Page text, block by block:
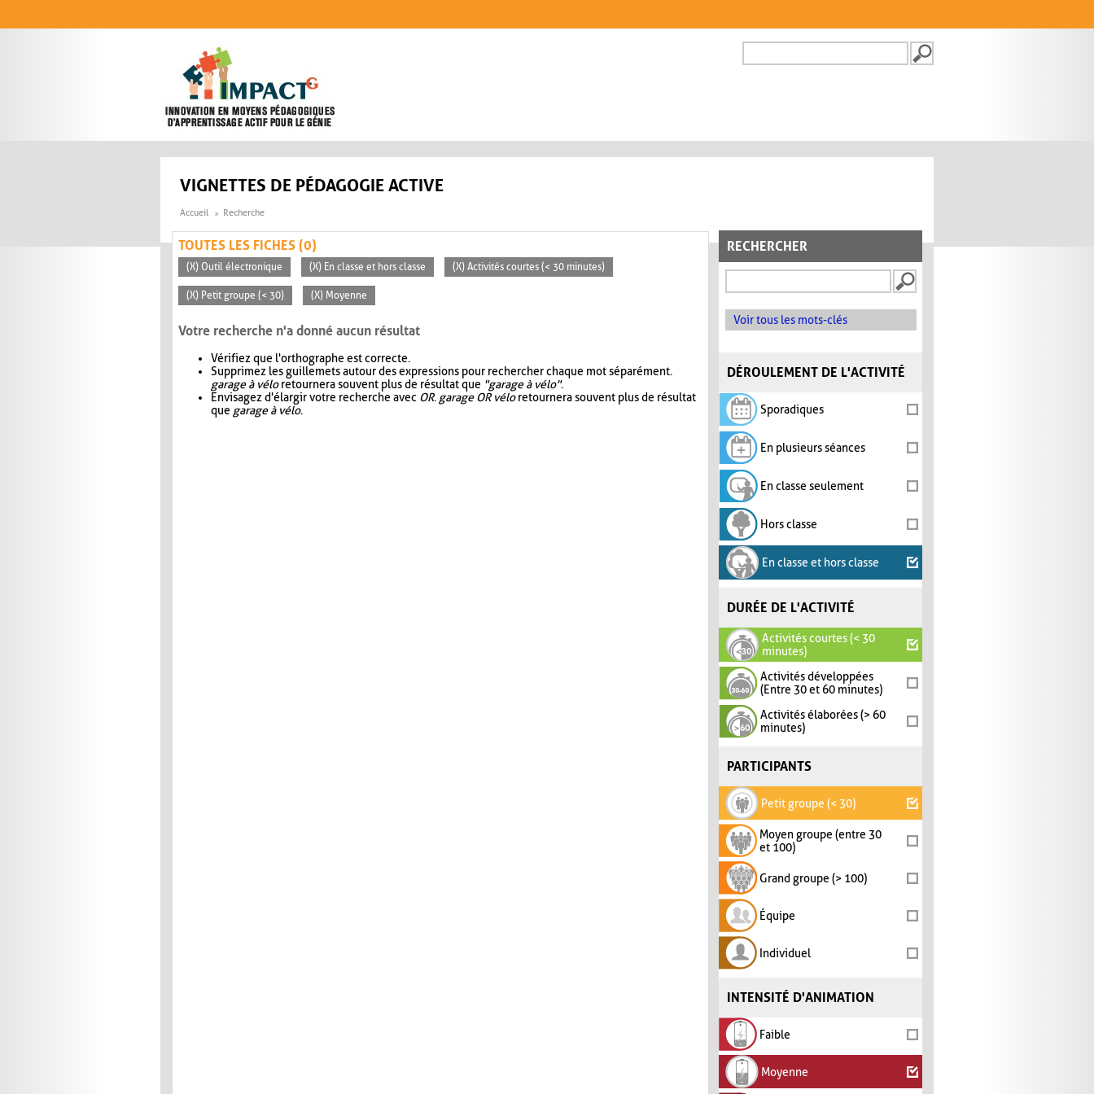
FORMULAIRE DE
VIGNETTES DE PÉDAGOGIE ACTIVE
Accueil Recherche
RECHERCHER
Voir tous les mots-clés
DÉROULEMENT DE L'ACTIVITÉ
Sporadiques
En plusieurs séances
En classe seulement
Hors classe
En classe et hors classe
DURÉE DE L'ACTIVITÉ
Activités courtes (< 30
minutes)
Activités développées
(Entre 30 et 60 minutes)
Activités élaborées (> 60
minutes)
PARTICIPANTS
Petit groupe (< 30)
Moyen groupe (entre 30
et 100)
Grand groupe (> 100)
Équipe
Individuel
INTENSITÉ D'ANIMATION
Faible
Moyenne
TOUTES LES FICHES (0)
(X) Outil électronique (X) En classe et hors classe (X) Activités courtes (< 30 minutes)
(X) Petit groupe (< 30) (X) Moyenne
Votre recherche n'a donné aucun résultat
Vérifiez que l'orthographe est correcte.
Supprimez les guillemets autour des expressions pour rechercher chaque mot séparément.
garage à véloretournera souvent plus de résultat que "garage à vélo".
Envisagez d'élargir votre recherche avec OR. garage OR véloretournera souvent plus de résultat
que garage à vélo.